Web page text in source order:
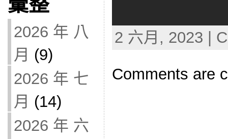
2026 年 八
月 (9)
2026 年 七
月 (14)
2026 年 六
2 六月, 2023 |
Comments are